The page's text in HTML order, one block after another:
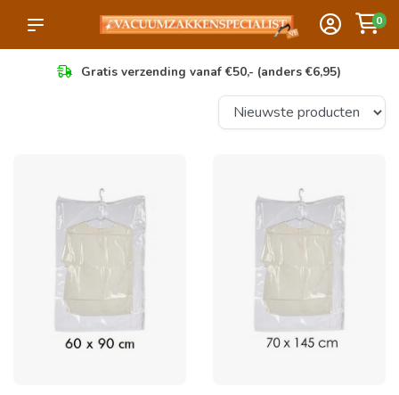
0
Gratis verzending vanaf €50,- (anders €6,95)